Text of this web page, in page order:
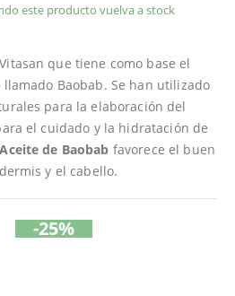
este producto vuelva a stock
que tiene como base el
Baobab. Se han utilizado
para la elaboración del
el cuidado y la hidratación de
Aceite de Baobab favorece el buen
y el cabello.
-25%